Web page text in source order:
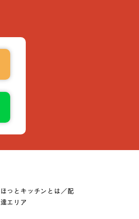
ほっとキッチンとは／配
達エリア